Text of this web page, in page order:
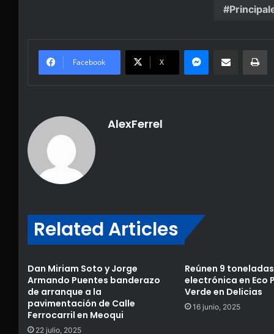
Facebook X
Messenger
Share via Email
AlexFerrel
Related Articles
Dan Miriam Soto y Jorge
Armando Puentes banderazo
de arranque a la
pavimentación de Calle
Ferrocarril en Meoqui
22 julio, 2025
Reúnen 9
electrónica en Eco
Verde en Delicias
16 junio, 2025